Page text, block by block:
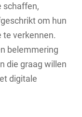
schaffen,
om hun
verkennen.
belemmering
die graag willen
digitale